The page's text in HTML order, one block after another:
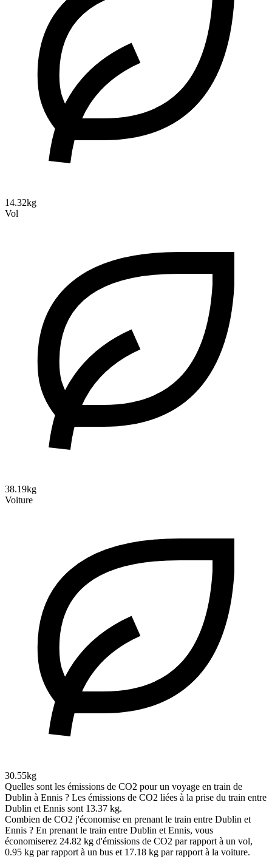
14.32kg
Vol
38.19kg
Voiture
30.55kg
Quelles sont les émissions de CO2 pour un voyage en train de
Dublin à Ennis ? Les émissions de CO2 liées à la prise du train entre
Dublin et Ennis sont 13.37 kg.
Combien de CO2 j'économise en prenant le train entre Dublin et
Ennis ? En prenant le train entre Dublin et Ennis, vous
économiserez 24.82 kg d'émissions de CO2 par rapport à un vol,
0.95 kg par rapport à un bus et 17.18 kg par rapport à la voiture.